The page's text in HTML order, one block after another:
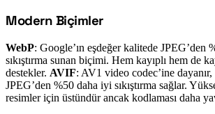
#
Modern Biçimler
WebP: Google’ın eşdeğer kalitede JPEG’den
sıkıştırma sunan biçimi. Hem kayıplı hem de
destekler. AVIF: AV1 video codec’ine
JPEG’den %50 daha iyi sıkıştırma sağlar.
resimler için üstündür ancak kodlaması daha